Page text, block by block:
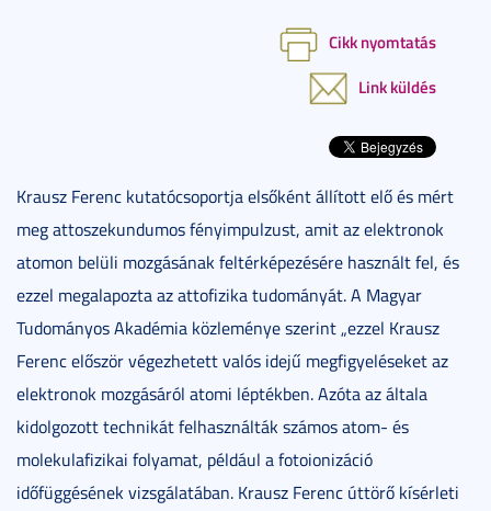
Cikk nyomtatás
Link küldés
Krausz Ferenc kutatócsoportja elsőként állított elő és mért
meg attoszekundumos fényimpulzust, amit az elektronok
atomon belüli mozgásának feltérképezésére használt fel, és
ezzel megalapozta az attofizika tudományát. A Magyar
Tudományos Akadémia közleménye szerint „ezzel Krausz
Ferenc először végezhetett valós idejű megfigyeléseket az
elektronok mozgásáról atomi léptékben. Azóta az általa
kidolgozott technikát felhasználták számos atom- és
molekulafizikai folyamat, például a fotoionizáció
időfüggésének vizsgálatában. Krausz Ferenc úttörő kísérleti